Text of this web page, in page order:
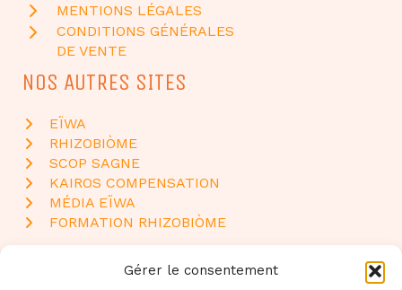
Gérer le consentement
MENTIONS LÉGALES
CONDITIONS GÉNÉRALES
DE VENTE
NOS AUTRES SITES
EÏWA
RHIZOBIÒME
SCOP SAGNE
KAIROS COMPENSATION
MÉDIA EÏWA
FORMATION RHIZOBIÒME
NOUS CONTACTER